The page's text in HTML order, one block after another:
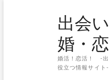
出会
婚・
婚活！恋活！ -出
役立つ情報サイト-